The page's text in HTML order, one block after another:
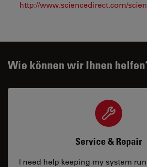
http://www.sciencedirect.com/
Wie können wir Ihnen
Service & Repair
I need help keeping my system